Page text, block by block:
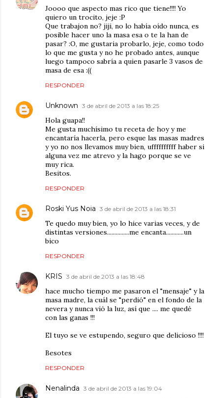
Joooo que aspecto mas rico que tiene!!!! Yo
quiero un trocito, jeje :P
Que trabajon no? jiji, no lo había oído nunca, es
posible hacer uno la masa esa o te la han de
pasar? :O, me gustaria probarlo, jeje, como todo
lo que me gusta y no he probado antes, aunque
luego tampoco sabría a quien pasarle 3 vasos de
masa de esa :((
RESPONDER
Unknown 3 de abril de 2013 a las 18:25
Hola guapa!!
Me gusta muchísimo tu receta de hoy y me
encantaría hacerla, pero esque las masas madres
y yo no nos llevamos muy bien, uffffffffff haber si
alguna vez me atrevo y la hago porque se ve
muy rica.
Besitos.
RESPONDER
Roski Yus Noia 3 de abril de 2013 a las 18:31
Te quedo muy bien, yo lo hice varias veces, y de
distintas versiones...............me encanta............un
bico
RESPONDER
KRIS 3 de abril de 2013 a las 18:48
hace mucho tiempo me pasaron el "mensaje" y la
masa madre, la cuál se "perdió" en el fondo de la
nevera y nunca vió la luz, así que .... me quedé
con las ganas !!!
El tuyo se ve estupendo, seguro que delicioso !!!!
Besotes
RESPONDER
Nenalinda 3 de abril de 2013 a las 19:04